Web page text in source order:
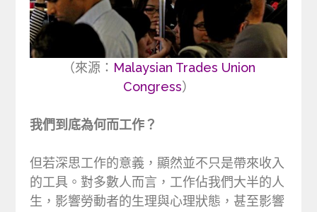
（來源： Malaysian Trades Union
Congress）
我們到底為何而工作？
但若深思工作的意義，顯然並不只是帶來收入
的工具。對多數人而言，工作佔我們大半的人
生，影響勞動者的生理與心理狀態，甚至影響